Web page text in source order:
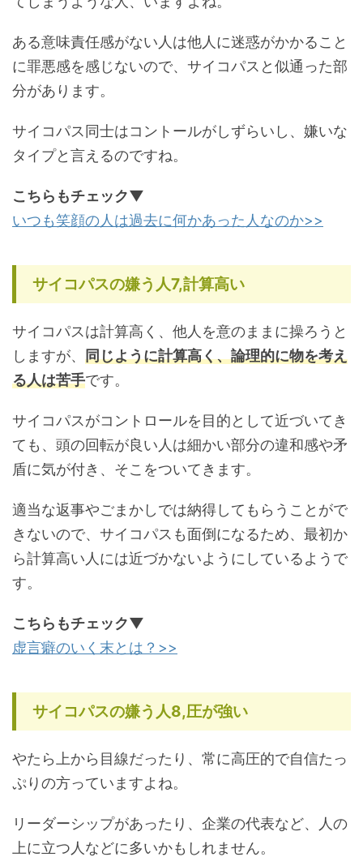
ある意味責任感がない人は他人に迷惑がかかること
に罪悪感を感じないので、サイコパスと似通った部
分があります。
サイコパス同士はコントールがしずらいし、嫌いな
タイプと言えるのですね。
こちらもチェック▼
いつも笑顔の人は過去に何かあった人なのか>>
サイコパスの嫌う人7,計算高い
サイコパスは計算高く、他人を意のままに操ろうと
しますが、 同じように計算高く、論理的に物を考え
る人は苦手です。
サイコパスがコントロールを目的として近づいてき
ても、頭の回転が良い人は細かい部分の違和感や矛
盾に気が付き、そこをついてきます。
適当な返事やごまかしでは納得してもらうことがで
きないので、サイコパスも面倒になるため、最初か
ら計算高い人には近づかないようにしているようで
す。
こちらもチェック▼
虚言癖のいく末とは？>>
サイコパスの嫌う人8,圧が強い
やたら上から目線だったり、常に高圧的で自信たっ
ぷりの方っていますよね。
リーダーシップがあったり、企業の代表など、人の
上に立つ人などに多いかもしれません。